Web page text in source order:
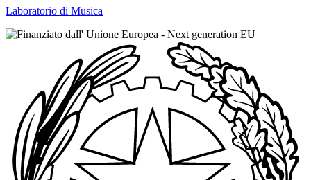
Laboratorio di Musica